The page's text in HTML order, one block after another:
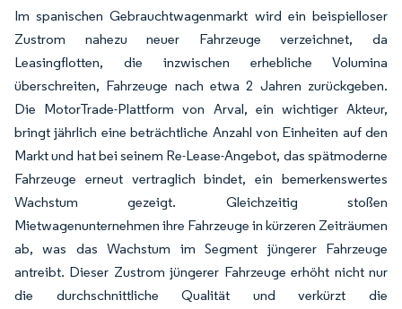
Im spanischen Gebrauchtwagenmarkt wird ein beispielloser
Zustrom nahezu neuer Fahrzeuge verzeichnet, da
Leasingflotten, die inzwischen erhebliche Volumina
überschreiten, Fahrzeuge nach etwa 2 Jahren zurückgeben.
Die MotorTrade-Plattform von Arval, ein wichtiger Akteur,
bringt jährlich eine beträchtliche Anzahl von Einheiten auf den
Markt und hat bei seinem Re-Lease-Angebot, das spätmoderne
Fahrzeuge erneut vertraglich bindet, ein bemerkenswertes
Wachstum gezeigt. Gleichzeitig stoßen
Mietwagenunternehmen ihre Fahrzeuge in kürzeren Zeiträumen
ab, was das Wachstum im Segment jüngerer Fahrzeuge
antreibt. Dieser Zustrom jüngerer Fahrzeuge erhöht nicht nur
die durchschnittliche Qualität und verkürzt die